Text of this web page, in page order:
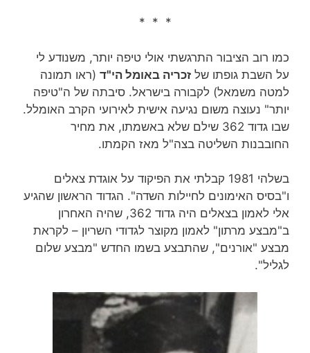
* * *
כמו רוב הציבור התרגשתי אולי טיפה יותר, משנודע לי
על השבת גופתו של זכריה באומל הי"ד (ראו תמונה
למטה משמאל) לקבורה בישראל. סיבתה של ה"טיפה
יותר" נעוצה משום נגיעה אישית לאירועי הקרב האומלל.
שבו גדוד 362 שילם שלא באשמתו, את מחיר
החובבנות השליטה בצה"ל מאז הקמתו.
בשלהי 1981 קבלתי את הפיקוד על אוגדת צאלים
ו"בסיס האימונים לחיילות השדה". הגדוד הראשון שהגיע
אלי לאמון בצאלים היה גדוד 362, שהיה האחרון
ב"מבצע מרתון" לאמון מקוצר לגדודי השריון – לקראת
מבצע "אורנים", שהתבצע בשמו החדש "מבצע שלום
לגליל".